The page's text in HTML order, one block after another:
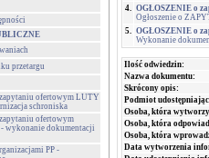
przetargu
ofertowym LUTY
schroniska
ofertowym
wykonanie dokumentacji
PP -
4. OGŁOSZENIE o
Ogłoszenie o
5. OGŁOSZENIE o
Wykonanie
Ilość odwiedzin:
Nazwa dokumentu:
Skrócony opis:
Podmiot
Osoba, która
Osoba, która
Osoba, która
Data wytworzenia